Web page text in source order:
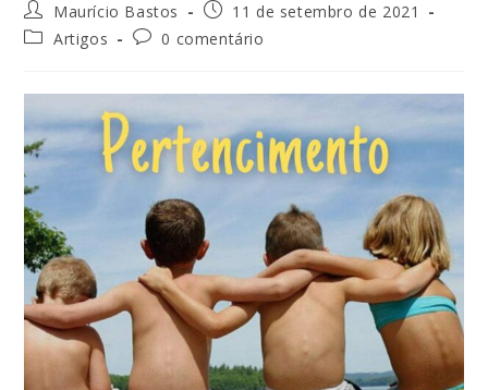
Maurício Bastos
11 de setembro de 2021
Artigos
0 comentário